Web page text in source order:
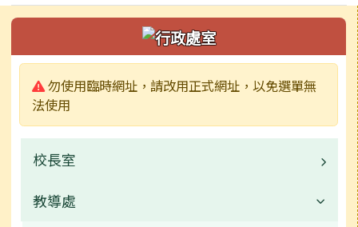
左邊區域內容
警告:
勿使用臨時網址，請改用正式網址，以免選單無
法使用
校長室
業務職掌
教導處